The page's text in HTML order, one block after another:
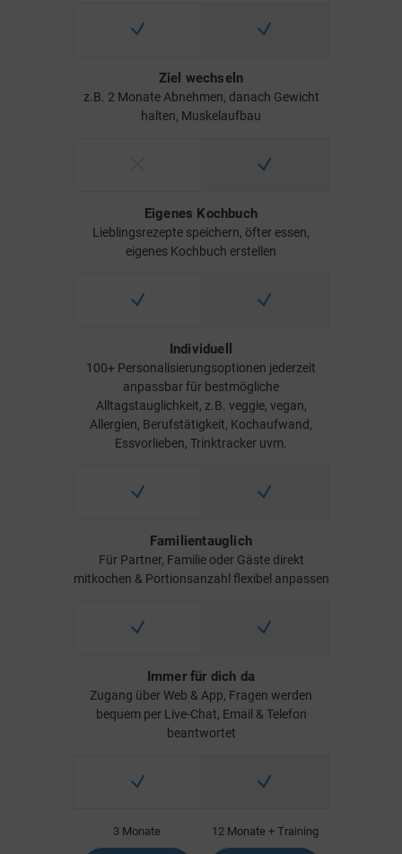
Ziel wechseln
z.B. 2 Monate Abnehmen, danach Gewicht
halten, Muskelaufbau
Eigenes Kochbuch
Lieblingsrezepte speichern, öfter essen,
eigenes Kochbuch erstellen
Individuell
100+ Personalisierungsoptionen jederzeit
anpassbar für bestmögliche
Alltagstauglichkeit, z.B. veggie, vegan,
Allergien, Berufstätigkeit, Kochaufwand,
Essvorlieben, Trinktracker uvm.
Familientauglich
Für Partner, Familie oder Gäste direkt
mitkochen & Portionsanzahl flexibel anpassen
Immer für dich da
Zugang über Web & App, Fragen werden
bequem per Live-Chat, Email & Telefon
beantwortet
3 Monate 12 Monate + Training